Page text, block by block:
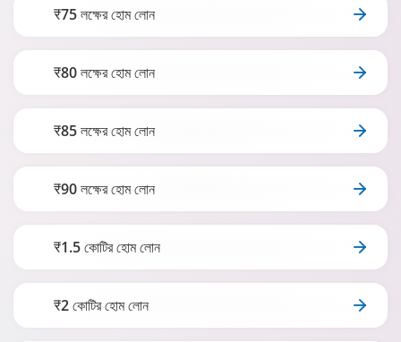
₹75 লক্ষের হোম লোন
₹80 লক্ষের হোম লোন
₹85 লক্ষের হোম লোন
₹90 লক্ষের হোম লোন
₹1.5 কোটির হোম লোন
₹2 কোটির হোম লোন